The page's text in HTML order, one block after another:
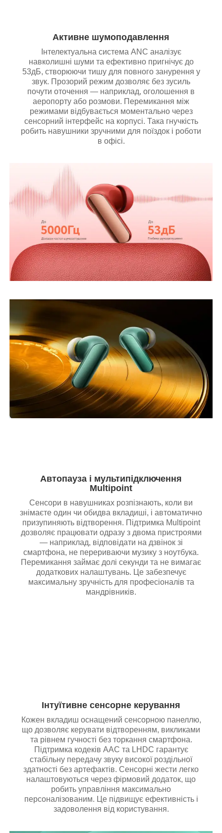
Активне шумоподавлення
Інтелектуальна система ANC аналізує
навколишні шуми та ефективно пригнічує до
53дБ, створюючи тишу для повного занурення у
звук. Прозорий режим дозволяє без зусиль
почути оточення — наприклад, оголошення в
аеропорту або розмови. Перемикання між
режимами відбувається моментально через
сенсорний інтерфейс на корпусі. Така гнучкість
робить навушники зручними для поїздок і роботи
в офісі.
Автопауза і мультипідключення
Multipoint
Сенсори в навушниках розпізнають, коли ви
знімаєте один чи обидва вкладиші, і автоматично
призупиняють відтворення. Підтримка Multipoint
дозволяє працювати одразу з двома пристроями
— наприклад, відповідати на дзвінок зі
смартфона, не перериваючи музику з ноутбука.
Перемикання займає долі секунди та не вимагає
додаткових налаштувань. Це забезпечує
максимальну зручність для професіоналів та
мандрівників.
Інтуїтивне сенсорне керування
Кожен вкладиш оснащений сенсорною панеллю,
що дозволяє керувати відтворенням, викликами
та рівнем гучності без торкання смартфона.
Підтримка кодеків AAC та LHDC гарантує
стабільну передачу звуку високої роздільної
здатності без артефактів. Сенсорні жести легко
налаштовуються через фірмовий додаток, що
робить управління максимально
персоналізованим. Це підвищує ефективність і
задоволення від користування.